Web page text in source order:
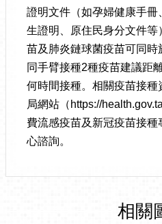
證明文件（如孕婦健康手冊
生證明、原住民身分文件
苗及肺炎鏈球菌疫苗可同
同手臂接種2種疫苗建議距
何時間接種。相關疫苗接
局網站（https://
費流感疫苗及新冠疫苗接
心諮詢。
相關